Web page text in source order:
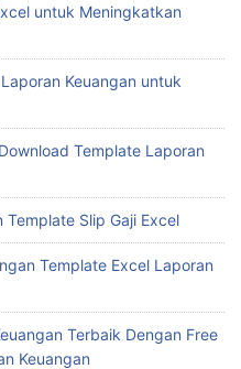
untuk Meningkatkan
Keuangan untuk
Template Laporan
Slip Gaji Excel
Template Excel Laporan
Terbaik Dengan Free
Keuangan